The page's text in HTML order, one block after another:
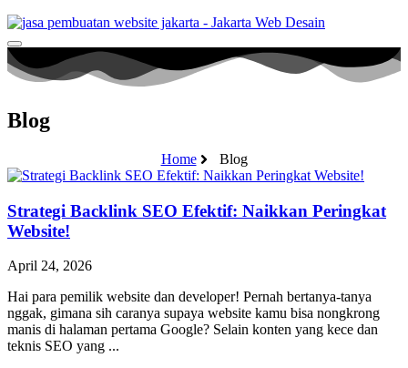
Blog
Home Blog
Strategi Backlink SEO Efektif: Naikkan Peringkat
Website!
April 24, 2026
Hai para pemilik website dan developer! Pernah bertanya-tanya
nggak, gimana sih caranya supaya website kamu bisa nongkrong
manis di halaman pertama Google? Selain konten yang kece dan
teknis SEO yang ...